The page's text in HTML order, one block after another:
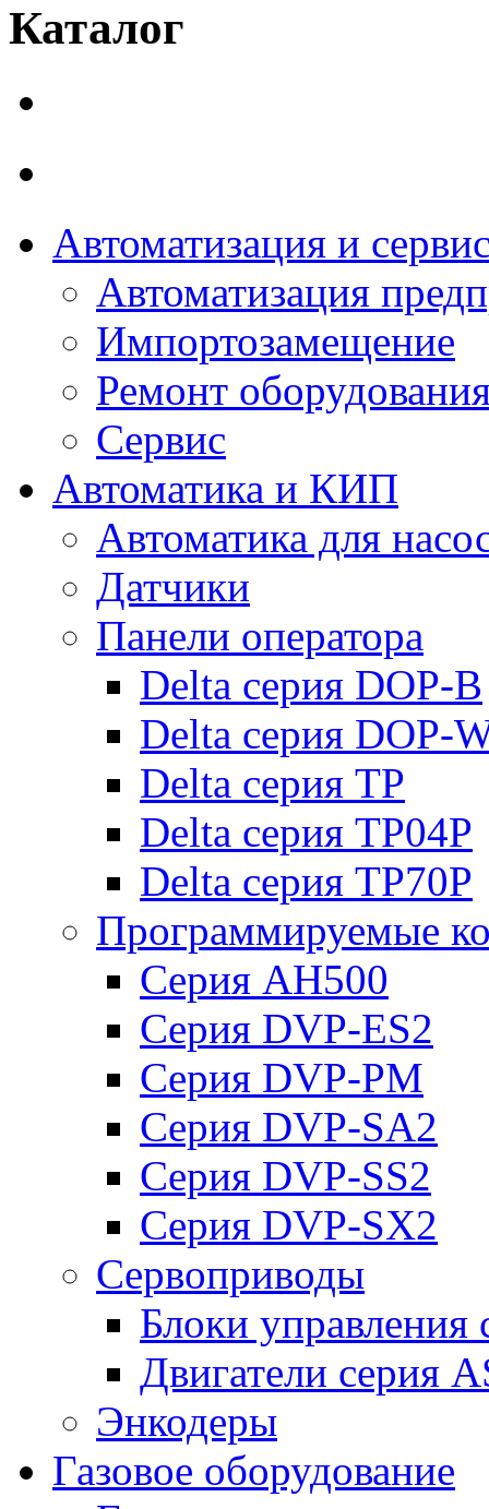
Каталог
Автоматизация и
Автоматизация
Импортозамещение
Ремонт
Сервис
Автоматика и КИП
Автоматика для
Датчики
Панели оператора
Delta серия DOP-B
Delta серия DOP-
Delta серия TP
Delta серия TP04P
Delta серия TP70P
Программируемые
Серия AH500
Серия DVP-ES2
Серия DVP-PM
Серия DVP-SA2
Серия DVP-SS2
Серия DVP-SX2
Сервоприводы
Блоки
Двигатели серия
Энкодеры
Газовое оборудование